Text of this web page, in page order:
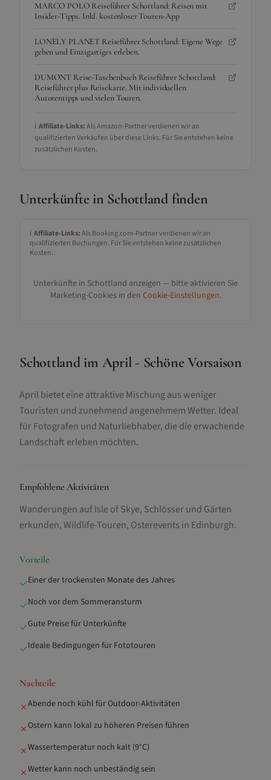
MARCO POLO Reiseführer Schottland: Reisen mit
Insider-Tipps. Inkl. kostenloser Touren-App
LONELY PLANET Reiseführer Schottland: Eigene Wege
gehen und Einzigartiges erleben.
DUMONT Reise-Taschenbuch Reiseführer Schottland:
Reiseführer plus Reisekarte. Mit individuellen
Autorentipps und vielen Touren.
ℹ️ Affiliate-Links:Als Amazon-Partner verdienen wir an
qualifizierten Verkäufen über diese Links. Für Sie entstehen keine
zusätzlichen Kosten.
Unterkünfte in Schottland finden
ℹ️ Affiliate-Links:Als Booking.com-Partner verdienen wir an
qualifizierten Buchungen. Für Sie entstehen keine zusätzlichen
Kosten.
Unterkünfte in Schottland anzeigen — bitte aktivieren Sie
Marketing-Cookies in den Cookie-Einstellungen.
Schottland im April - Schöne Vorsaison
April bietet eine attraktive Mischung aus weniger
Touristen und zunehmend angenehmem Wetter. Ideal
für Fotografen und Naturliebhaber, die die erwachende
Landschaft erleben möchten.
Empfohlene Aktivitäten
Wanderungen auf Isle of Skye, Schlösser und Gärten
erkunden, Wildlife-Touren, Osterevents in Edinburgh.
Vorteile
✓Einer der trockensten Monate des Jahres
✓Noch vor dem Sommeransturm
✓Gute Preise für Unterkünfte
✓Ideale Bedingungen für Fototouren
Nachteile
✗Abende noch kühl für Outdoor-Aktivitäten
✗Ostern kann lokal zu höheren Preisen führen
✗Wassertemperatur noch kalt (9°C)
✗Wetter kann noch unbeständig sein